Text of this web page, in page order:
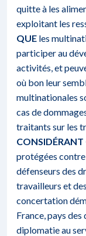
quitte à les
exploitant les
QUE les
participer au
activités, et
où bon leur
multinationales
cas de
traitants sur les
CONSIDÉRANT
protégées contre
défenseurs des
travailleurs et
concertation
France, pays
diplomatie au